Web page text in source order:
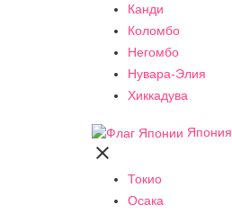
Канди
Коломбо
Негомбо
Нувара-Элия
Хиккадува
Япония

Токио
Осака